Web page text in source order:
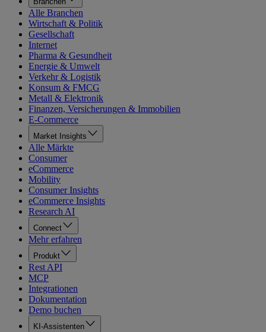
Alle Branchen
Wirtschaft & Politik
Gesellschaft
Internet
Pharma & Gesundheit
Energie & Umwelt
Verkehr & Logistik
Konsum & FMCG
Metall & Elektronik
Finanzen, Versicherungen & Immobilien
E-Commerce
Market Insights
Alle Märkte
Consumer
eCommerce
Mobility
Consumer Insights
eCommerce Insights
Research AI
Connect
Mehr erfahren
Produkt
Rest API
MCP
Integrationen
Dokumentation
Demo buchen
KI-Assistenten